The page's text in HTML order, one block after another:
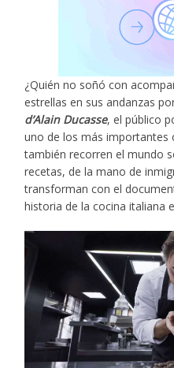
¿Quién no soñó con
estrellas en sus andanzas
d’Alain Ducasse, el público
uno de los más importantes
también recorren el mundo
recetas, de la mano de
transforman con el
historia de la cocina italiana